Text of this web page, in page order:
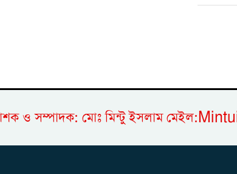
ও সম্পাদক: মোঃ মিন্টু ইসলাম